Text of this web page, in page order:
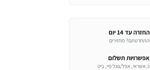
החזרה עד 14 יום
התחרטתם? מחזירים
אפשרויות תשלום
כ.אשראי, אפל/גוגל פיי, ביט